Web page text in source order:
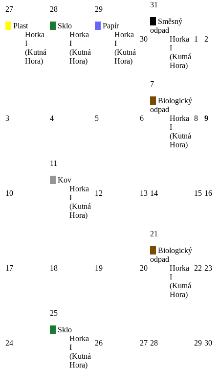
27
Plast
Horka
I
(Kutná
Hora)
28
Sklo
Horka
I
(Kutná
Hora)
29
Papír
Horka
I
(Kutná
Hora)
30
31
Směsný
odpad
Horka
I
(Kutná
Hora)
1 2
3 4 5 6
7
Biologický
odpad
Horka
I
(Kutná
Hora)
8 9
10
11
Kov
Horka
I
(Kutná
Hora)
12 13 14 15 16
17 18 19 20
21
Biologický
odpad
Horka
I
(Kutná
Hora)
22 23
24
25
Sklo
Horka
I
(Kutná
Hora)
26 27 28 29 30